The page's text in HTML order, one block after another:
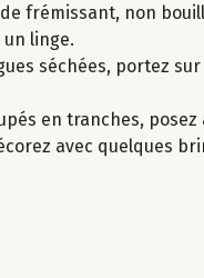
frémissant, non
linge.
séchées, portez
en tranches,
avec quelques